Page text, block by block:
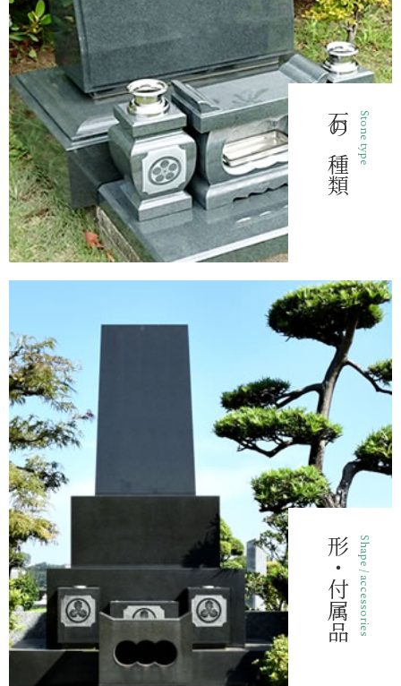
石の種類Stone type
形・付属品Shape / accessories